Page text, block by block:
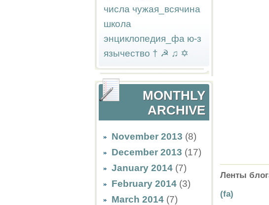
числа чужая_всячина
школа
энциклопедия_фа ю-з
язычество † ☭ ♫ ✡
MONTHLY
ARCHIVE
November 2013 (8)
December 2013 (17)
January 2014 (7)
February 2014 (3)
March 2014 (7)
Ленты
(fa)